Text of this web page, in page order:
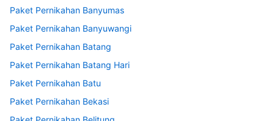
Paket Pernikahan Banyumas
Paket Pernikahan Banyuwangi
Paket Pernikahan Batang
Paket Pernikahan Batang Hari
Paket Pernikahan Batu
Paket Pernikahan Bekasi